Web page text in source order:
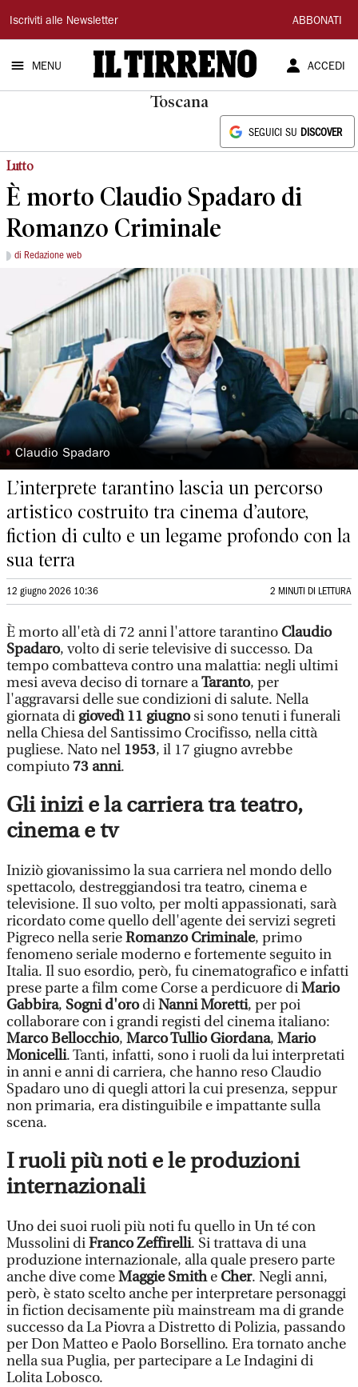
Il
Tirreno
Iscriviti alle Newsletter ABBONATI
MENU ACCEDI
Toscana
SEGUICI SU DISCOVER
Lutto
È morto Claudio Spadaro di
Romanzo Criminale
di Redazione web
◗ Claudio Spadaro
L’interprete tarantino lascia un percorso
artistico costruito tra cinema d’autore,
fiction di culto e un legame profondo con la
sua terra
12 giugno 2026 10:36 2 MINUTI DI LETTURA
È morto all'età di 72 anni l'attore tarantino Claudio
Spadaro, volto di serie televisive di successo. Da
tempo combatteva contro una malattia: negli ultimi
mesi aveva deciso di tornare aTaranto, per
l'aggravarsi delle sue condizioni di salute. Nella
giornata di giovedì 11 giugnosi sono tenuti i funerali
nella Chiesa del Santissimo Crocifisso, nella città
pugliese. Nato nel 1953, il 17 giugno avrebbe
compiuto73 anni.
Gli inizi e la carriera tra teatro,
cinema e tv
Iniziò giovanissimo la sua carriera nel mondo dello
spettacolo, destreggiandosi tra teatro, cinema e
televisione. Il suo volto, per molti appassionati, sarà
ricordato come quello dell'agente dei servizi segreti
Pigreco nella serieRomanzo Criminale, primo
fenomeno seriale moderno e fortemente seguito in
Italia. Il suo esordio, però, fu cinematografico e infatti
prese parte a film come Corse a perdicuore diMario
Gabbira, Sogni d'orodiNanni Moretti, per poi
collaborare con i grandi registi del cinema italiano:
Marco Bellocchio, Marco Tullio Giordana, Mario
Monicelli. Tanti, infatti, sono i ruoli da lui interpretati
in anni e anni di carriera, che hanno reso Claudio
Spadaro uno di quegli attori la cui presenza, seppur
non primaria, era distinguibile e impattante sulla
scena.
I ruoli più noti e le produzioni
internazionali
Uno dei suoi ruoli più noti fu quello in Un té con
Mussolini diFranco Zeffirelli. Si trattava di una
produzione internazionale, alla quale presero parte
anche dive comeMaggie Smithe Cher. Negli anni,
però, è stato scelto anche per interpretare personaggi
in fiction decisamente più mainstream ma di grande
successo da La Piovra a Distretto di Polizia, passando
per Don Matteo e Paolo Borsellino. Era tornato anche
nella sua Puglia, per partecipare a Le Indagini di
Lolita Lobosco.